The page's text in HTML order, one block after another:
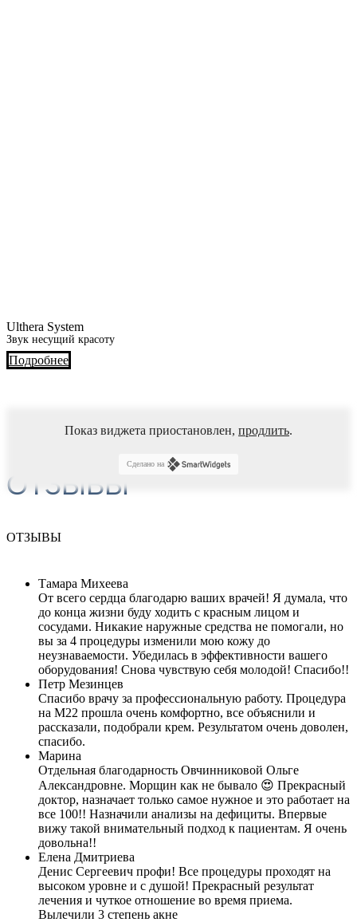
Ulthera System
Звук несущий красоту
Подробнее
ОТЗЫВЫ
Показ виджета приостановлен, продлить.
Сделано на
ОТЗЫВЫ
Тамара Михеева
От всего сердца благодарю ваших врачей! Я думала, что
до конца жизни буду ходить с красным лицом и
сосудами. Никакие наружные средства не помогали, но
вы за 4 процедуры изменили мою кожу до
неузнаваемости. Убедилась в эффективности вашего
оборудования! Снова чувствую себя молодой! Спасибо!!
Петр Мезинцев
Спасибо врачу за профессиональную работу. Процедура
на М22 прошла очень комфортно, все объяснили и
рассказали, подобрали крем. Результатом очень доволен,
спасибо.
Марина
Отдельная благодарность Овчинниковой Ольге
Александровне. Морщин как не бывало 😍 Прекрасный
доктор, назначает только самое нужное и это работает на
все 100!! Назначили анализы на дефициты. Впервые
вижу такой внимательный подход к пациентам. Я очень
довольна!!
Елена Дмитриева
Денис Сергеевич профи! Все процедуры проходят на
высоком уровне и с душой! Прекрасный результат
лечения и чуткое отношение во время приема.
Вылечили 3 степень акне